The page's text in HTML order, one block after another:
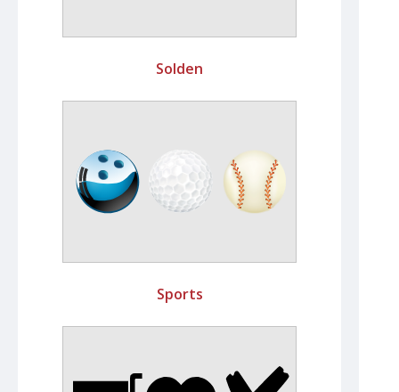
Solden
Sports